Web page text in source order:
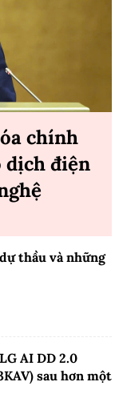
chính
dịch điện
thầu và những
AI DD 2.0
sau hơn một